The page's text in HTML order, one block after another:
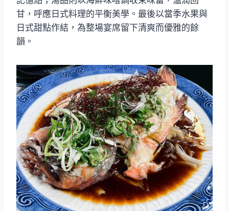
甘，呼應日式料理的平衡美學。最後以當季水果與
日式甜點作結，為整場宴席留下清爽而優雅的餘
韻。